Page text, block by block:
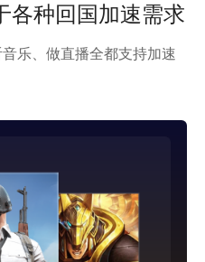
各种回国加速需求
乐、做直播全都支持加速